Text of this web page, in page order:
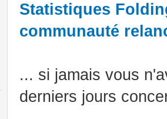
Statistiques
communauté
... si jamais vous
derniers jours